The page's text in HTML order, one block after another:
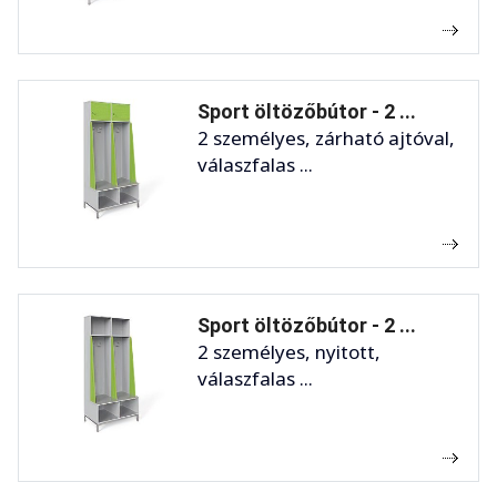
Sport öltözőbútor - 2 ...
2 személyes, zárható ajtóval,
válaszfalas ...
Sport öltözőbútor - 2 ...
2 személyes, nyitott,
válaszfalas ...